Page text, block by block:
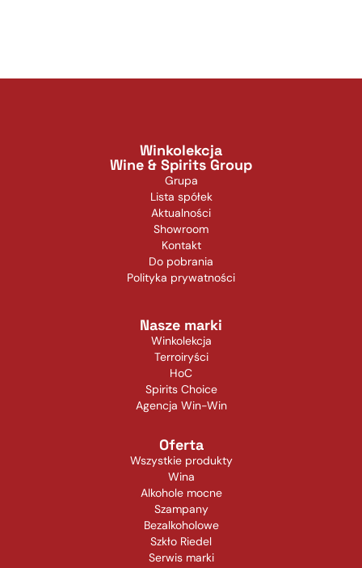
Winkolekcja
Wine & Spirits Group
Grupa
Lista spółek
Aktualności
Showroom
Kontakt
Do pobrania
Polityka prywatności
Nasze marki
Winkolekcja
Terroiryści
HoC
Spirits Choice
Agencja Win-Win
Oferta
Wszystkie produkty
Wina
Alkohole mocne
Szampany
Bezalkoholowe
Szkło Riedel
Serwis marki